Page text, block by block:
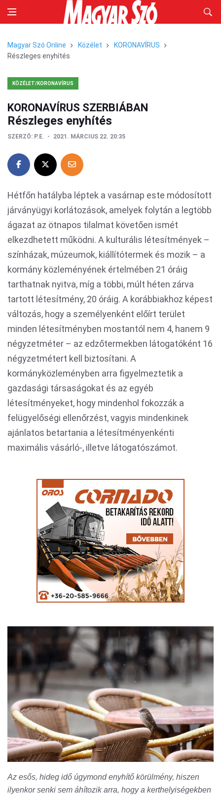
Magyar Szó Online Közélet
KORONAVÍRUS
Részleges enyhítés
KÖZÉLET/KORONAVÍRUS
KORONAVÍRUS SZERBIÁBAN
Részleges enyhítés
SZERZŐ: P.E. 2021. MÁRCIUS 22. 20:35
Hétfőn hatályba léptek a vasárnap este módosított
járványügyi korlátozások, amelyek folytán a legtöbb
ágazat az ötnapos tilalmat követően ismét
elkezdhetett működni. A kulturális létesítmények –
színházak, múzeumok, kiállítótermek és mozik – a
kormány közleményének értelmében 21 óráig
tarthatnak nyitva, míg a többi, múlt héten zárva
tartott létesítmény, 20 óráig. A korábbiakhoz képest
változás, hogy a személyenként előírt terület
minden létesítményben mostantól nem 4, hanem 9
négyzetméter – az edzőtermekben látogatóként 16
négyzetmétert kell biztosítani. A
kormányközleményben arra figyelmeztetik a
gazdasági társaságokat és az egyéb
létesítményeket, hogy mindenhol fokozzák a
felügyelőségi ellenőrzést, vagyis mindenkinek
ajánlatos betartania a létesítményenkénti
maximális vásárló-, illetve látogatószámot.
Az esős, hideg idő úgymond enyhítő körülmény, hiszen
ilyenkor senki sem áhítozik arra, hogy a kerthelyiségekben